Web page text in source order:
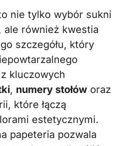
ale również kwestia
szczegółu, który
kluczowych
, numery stołów oraz
które łączą
estetycznymi.
papeteria pozwala